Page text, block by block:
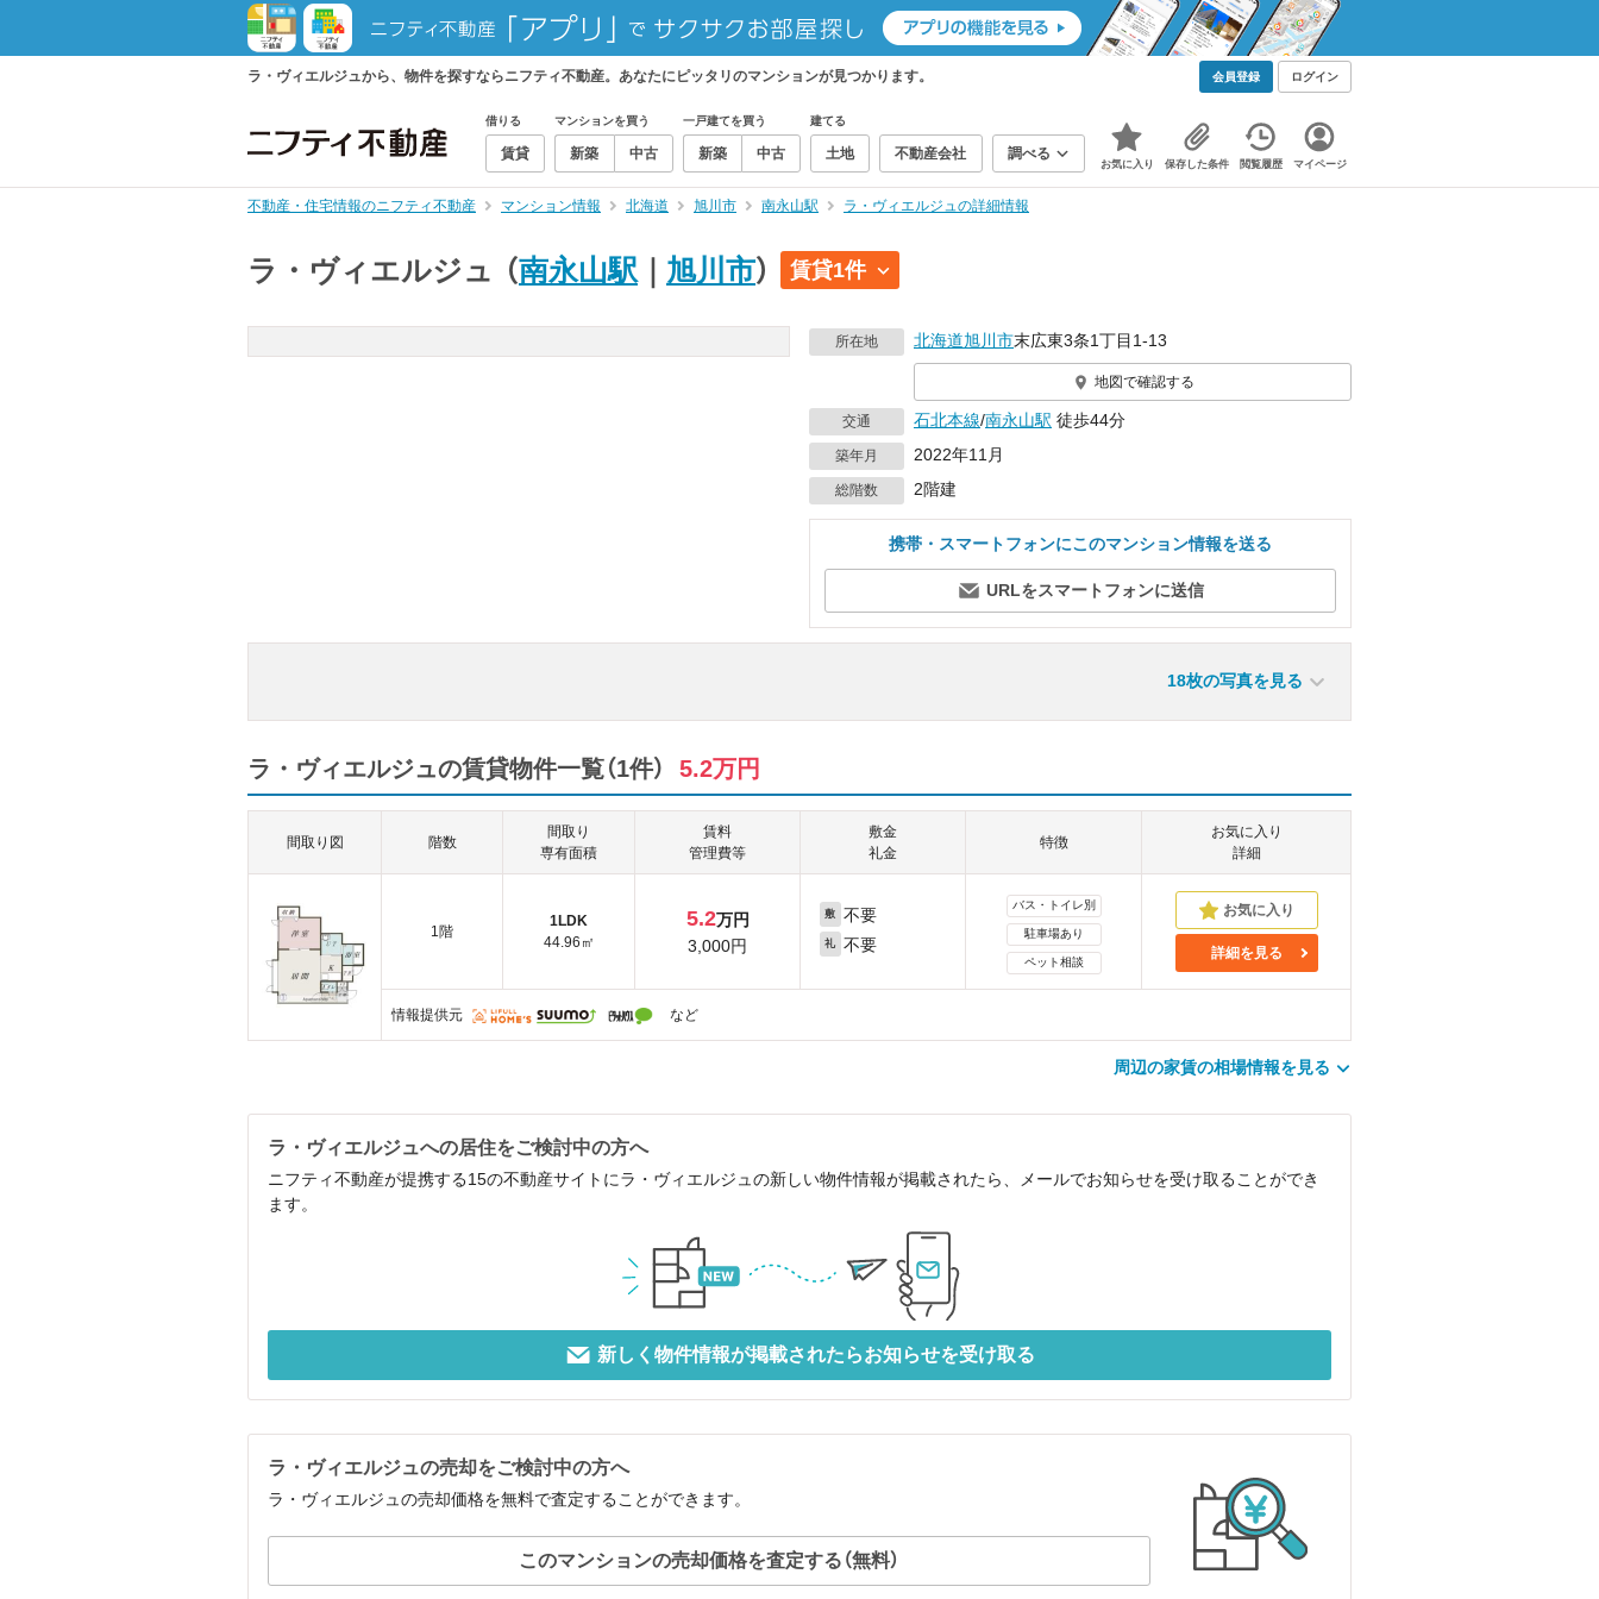
ラ・ヴィエルジュから、物件を探すならニフティ不動産。あなたにピッタリのマンションが見つかります。 会員登録 ログイン
借りる
賃貸
マンションを買う
新築 中古
一戸建てを買う
新築 中古
建てる
土地 不動産会社 調べる
お気に入り 保存した条件 閲覧履歴 マイページ
不動産・住宅情報のニフティ不動産 マンション情報 北海道 旭川市 南永山駅 ラ・ヴィエルジュの詳細情報
ラ・ヴィエルジュ （南永山駅 旭川市） 賃貸1件
所在地 北海道旭川市末広東3条1丁目1-13
地図で確認する
交通 石北本線/南永山駅 徒歩44分
築年月 2022年11月
総階数 2階建
携帯・スマートフォンにこのマンション情報を送る
URLをスマートフォンに送信
18枚の写真を見る
ラ・ヴィエルジュの賃貸物件一覧（1件） 5.2万円
間取り図 階数
間取り
専有面積
賃料
管理費等
敷金
礼金
特徴
お気に入り
詳細
1階
1LDK
44.96㎡
5.2万円
3,000円
敷 不要
礼 不要
バス・トイレ別
駐車場あり
ペット相談
詳細を見る
情報提供元 など
周辺の家賃の相場情報を見る
ラ・ヴィエルジュへの居住をご検討中の方へ
ニフティ不動産が提携する15の不動産サイトにラ・ヴィエルジュの新しい物件情報が掲載されたら、メールでお知らせを受け取ることができ
ます。
新しく物件情報が掲載されたらお知らせを受け取る
ラ・ヴィエルジュの売却をご検討中の方へ
ラ・ヴィエルジュの売却価格を無料で査定することができます。
このマンションの売却価格を査定する（無料）